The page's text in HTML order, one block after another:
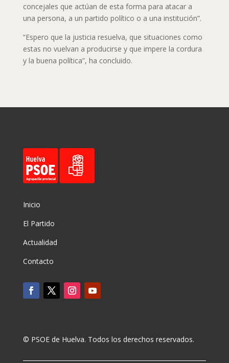
concejales que actúan de esta forma para atacar a
una persona, a un partido político o a una institución”.
“Espero que la justicia resuelva, que situaciones como
estas no vuelvan a producirse y que impere la cordura
y la buena política”, ha concluido.
Inicio
El Partido
Actualidad
Contacto
© PSOE de Huelva. Todos los derechos reservados.